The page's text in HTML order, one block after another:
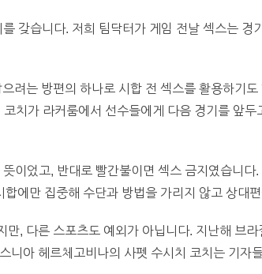
갖습니다. 저희 팀닥터가 게임 전날 섹스는
려는 방편의 하나로 시합 전 섹스를 활용하기
치가 라커룸에서 선수들에게 다음 경기를 앞
이었고, 반대로 빨간불이면 섹스 금지였습니
에만 집중해 수단과 방법을 가리지 않고 상대
만, 다른 스포츠도 예외가 아닙니다. 지난해 브
니아 헤르체고비나의 사펫 수시치 코치는 기자